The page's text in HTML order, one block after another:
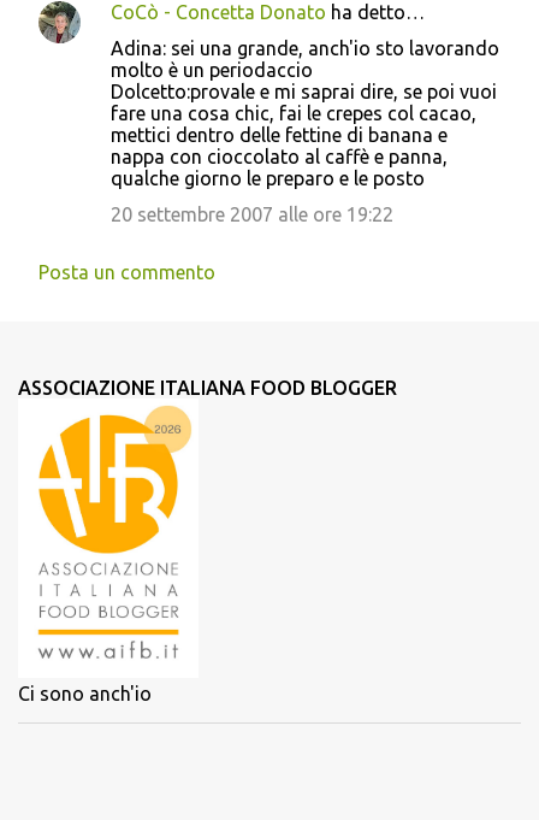
CoCò - Concetta Donato ha detto…
Adina: sei una grande, anch'io sto lavorando
molto è un periodaccio
Dolcetto:provale e mi saprai dire, se poi vuoi
fare una cosa chic, fai le crepes col cacao,
mettici dentro delle fettine di banana e
nappa con cioccolato al caffè e panna,
qualche giorno le preparo e le posto
20 settembre 2007 alle ore 19:22
Posta un commento
ASSOCIAZIONE ITALIANA FOOD BLOGGER
Ci sono anch'io